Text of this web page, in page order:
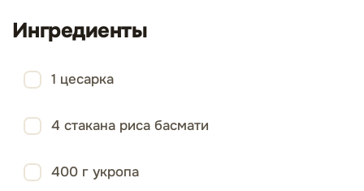
Ингредиенты
1 цесарка
4 стакана риса басмати
400 г укропа